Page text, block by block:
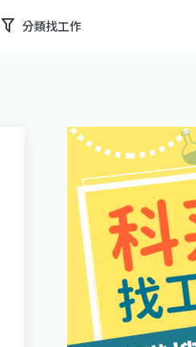
分類找工作